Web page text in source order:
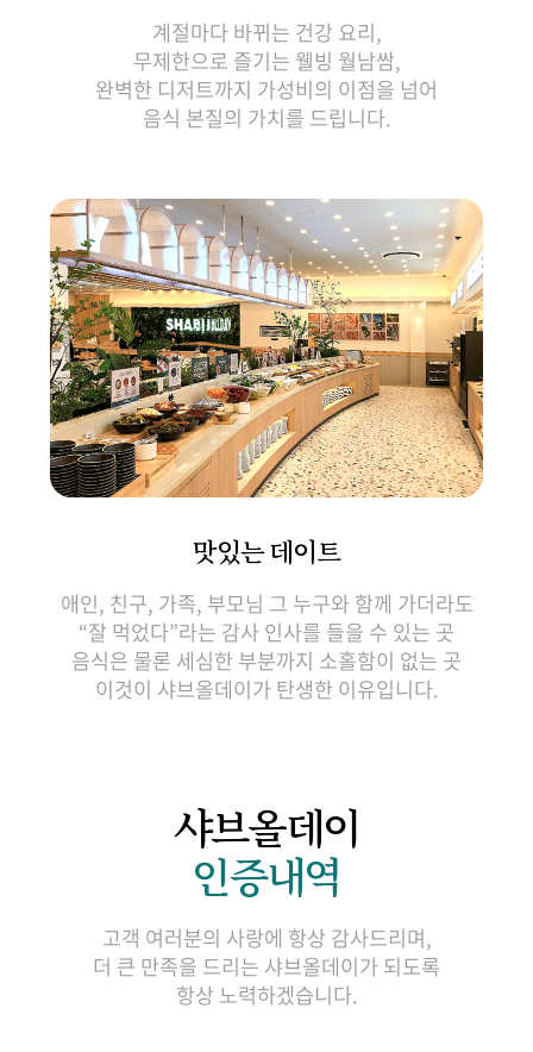
계절마다 바뀌는 건강 요리,
무제한으로 즐기는 웰빙 월남쌈,
완벽한 디저트까지 가성비의 이점을 넘어
음식 본질의 가치를 드립니다.
맛있는 데이트
애인, 친구, 가족, 부모님 그 누구와 함께 가더라도
“잘 먹었다”라는 감사 인사를 들을 수 있는 곳
음식은 물론 세심한 부분까지 소홀함이 없는 곳
이것이 샤브올데이가 탄생한 이유입니다.
샤브올데이
인증내역
고객 여러분의 사랑에 항상 감사드리며,
더 큰 만족을 드리는 샤브올데이가 되도록
항상 노력하겠습니다.